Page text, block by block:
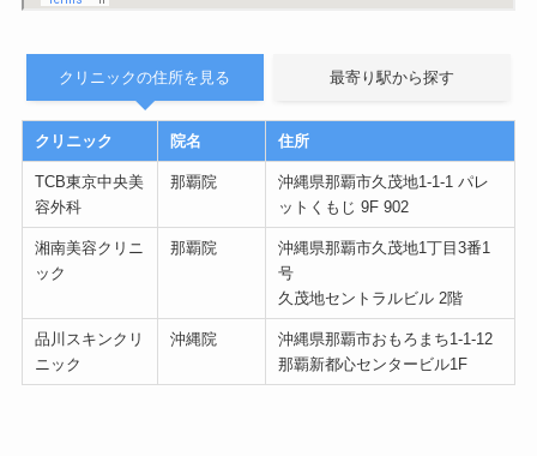
クリニックの住所を見る 最寄り駅から探す
クリニック 院名 住所
TCB東京中央美
容外科
那覇院
沖縄県那覇市久茂地1-1-1 パレ
ットくもじ 9F 902
湘南美容クリニ
ック
那覇院
沖縄県那覇市久茂地1丁目3番1
号
久茂地セントラルビル 2階
品川スキンクリ
ニック
沖縄院
沖縄県那覇市おもろまち1-1-12
那覇新都心センタービル1F